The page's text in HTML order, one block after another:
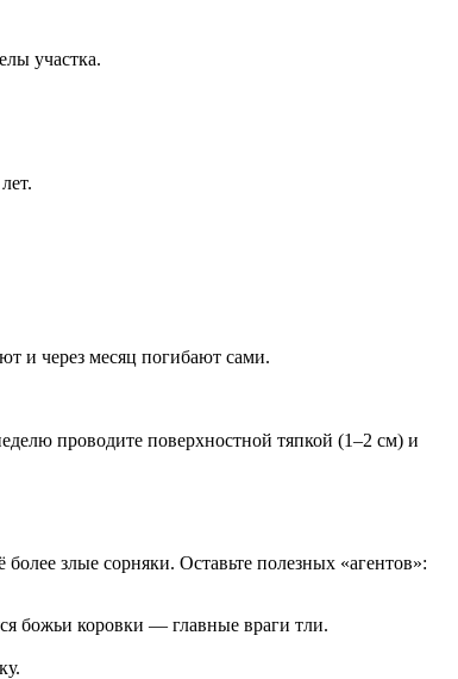
участка.
и через месяц погибают сами.
проводите поверхностной тяпкой (1–2 см) и
злые сорняки. Оставьте полезных «агентов»:
божьи коровки — главные враги тли.